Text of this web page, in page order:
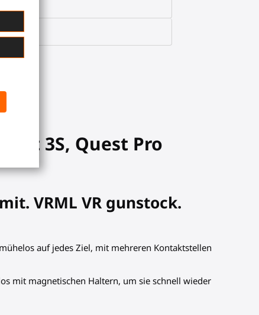
3S, Quest Pro
VRML VR gunstock.
auf jedes Ziel, mit mehreren Kontaktstellen
mit magnetischen Haltern, um sie schnell wieder